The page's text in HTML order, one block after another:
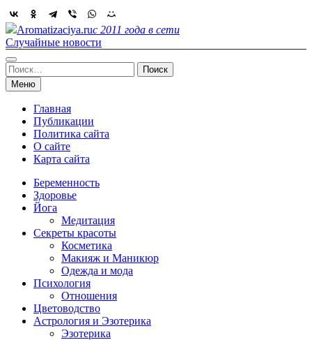
Skip
to
content
Aromatizaciya.ruс 2011 года в сети
Случайные новости
Найти:
Меню
Главная
Публикации
Политика сайта
О сайте
Карта сайта
Беременность
Здоровье
Йога
Медитация
Секреты красоты
Косметика
Макияж и Маникюр
Одежда и мода
Психология
Отношения
Цветоводство
Астрология и Эзотерика
Эзотерика